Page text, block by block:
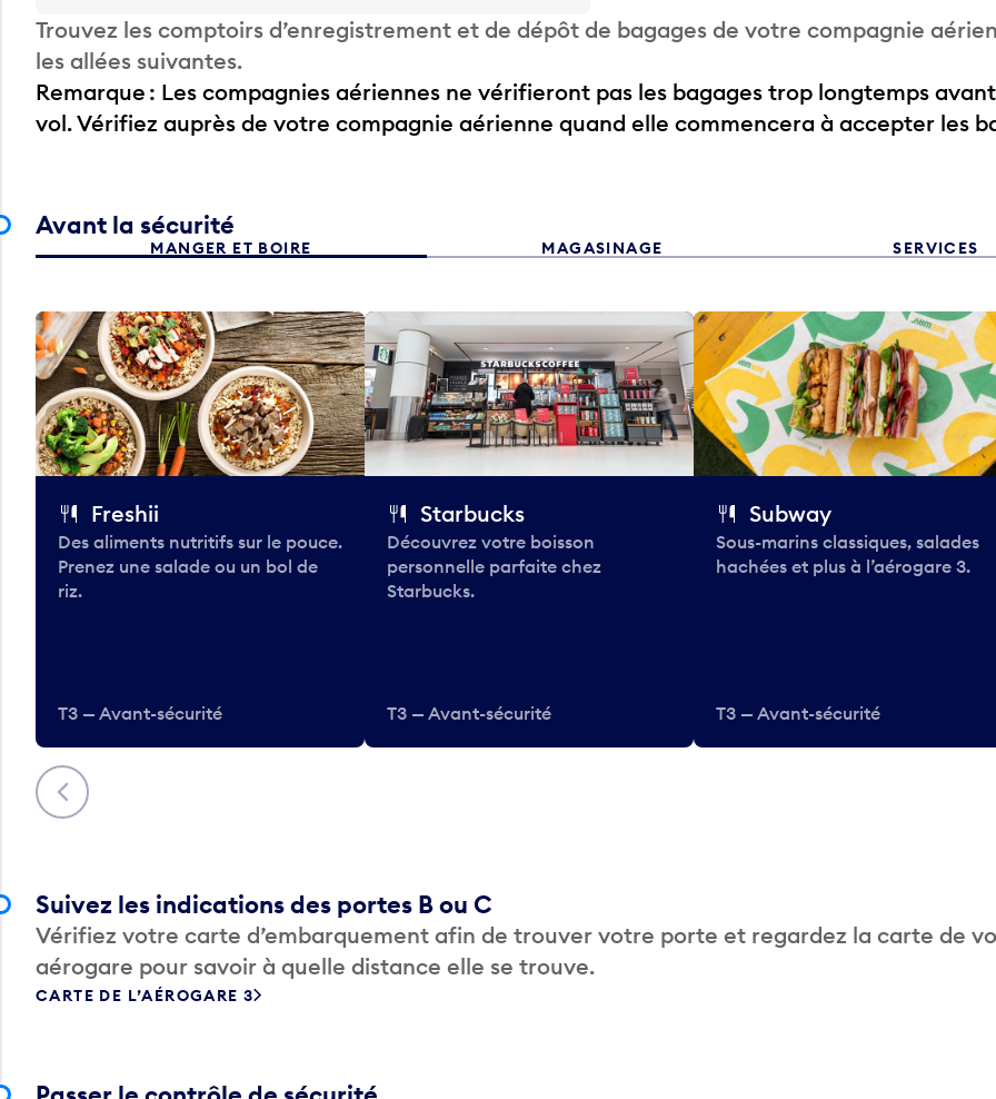
Trouvez les comptoirs d’enregistrement et de dépôt de bagages de votre compagnie
les allées suivantes.
Remarque : Les compagnies aériennes ne vérifieront pas les bagages trop longtemps
vol. Vérifiez auprès de votre compagnie aérienne quand elle commencera à accepter les
Avant la sécurité
MANGER ET BOIRE MAGASINAGE SERVICES
Précédent
Freshii
Des aliments nutritifs sur le pouce.
Prenez une salade ou un bol de
riz.
T3 — Avant-sécurité
Starbucks
Découvrez votre boisson
personnelle parfaite chez
Starbucks.
T3 — Avant-sécurité
Subway
Sous-marins classiques, salades
hachées et plus à l’aérogare 3.
T3 — Avant-sécurité
Suivez les indications des portes B ou C
Vérifiez votre carte d’embarquement afin de trouver votre porte et regardez la carte de
aérogare pour savoir à quelle distance elle se trouve.
CARTE DE L’AÉROGARE 3